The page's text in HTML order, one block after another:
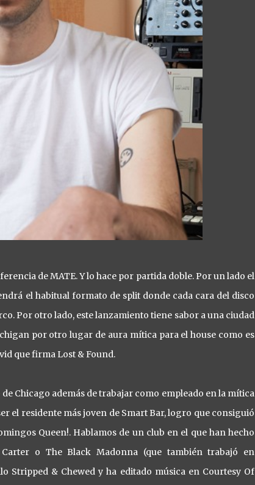
de MATE. Y lo hace por partida doble. Por un lado el
el habitual formato de split donde cada cara del disco
Por otro lado, este lanzamiento tiene sabor a una ciudad
por otro lugar de aura mítica para el house como es
que firma Lost & Found.
Chicago además de trabajar como empleado en la mítica
el residente más joven de Smart Bar, logro que consiguió
Queen!. Hablamos de un club en el que han hecho
o The Black Madonna (que también trabajó en
Stripped & Chewed y ha editado música en Courtesy Of